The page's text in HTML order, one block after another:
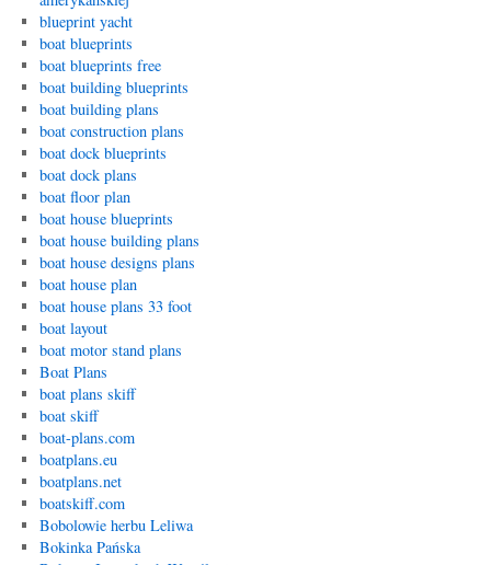
blueprint yacht
boat blueprints
boat blueprints free
boat building blueprints
boat building plans
boat construction plans
boat dock blueprints
boat dock plans
boat floor plan
boat house blueprints
boat house building plans
boat house designs plans
boat house plan
boat house plans 33 foot
boat layout
boat motor stand plans
Boat Plans
boat plans skiff
boat skiff
boat-plans.com
boatplans.eu
boatplans.net
boatskiff.com
Bobolowie herbu Leliwa
Bokinka Pańska